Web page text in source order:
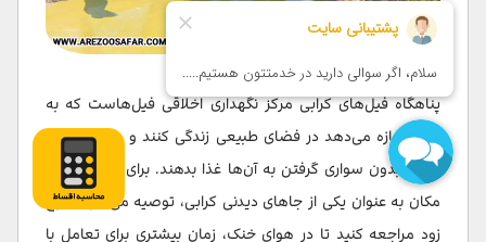
پناهگاه فیل‌های کرابی مرکز نگهداری اخلاقی فیل‌هاست که به
آن‌ها اجازه می‌دهد در فضای طبیعی زندگی کنند و مسافرانتور
تایلندبدون سواری گرفتن به آن‌ها غذا بدهند. برای بازدید از این
مکان به عنوان یکی از جاهای دیدنی کرابی، توصیه می‌شود صبح
زود مراجعه کنید تا در هوای خنک، زمان بیشتری برای تعامل با